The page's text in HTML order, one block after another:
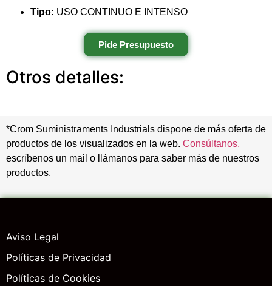
Tipo: USO CONTINUO E INTENSO
Pide Presupuesto
Otros detalles:
*Crom Suministraments Industrials dispone de más oferta de
productos de los visualizados en la web. Consúltanos,
escríbenos un mail o llámanos para saber más de nuestros
productos.
Aviso Legal
Políticas de Privacidad
Políticas de Cookies